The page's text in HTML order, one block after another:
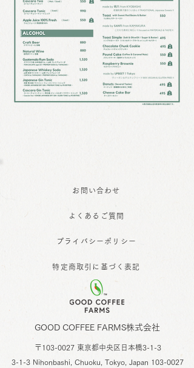
お問い合わせ
よくあるご質問
プライバシーポリシー
特定商取引に基づく表記
GOOD COFFEE FARMS株式会社
〒103-0027 東京都中央区日本橋3-1-3
3-1-3 Nihonbashi, Chuoku, Tokyo,
Japan 103-0027